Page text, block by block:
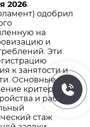
2026.
одобрил
на
и
Эти
к занятости и
Основные
критериев
и работы
стаж